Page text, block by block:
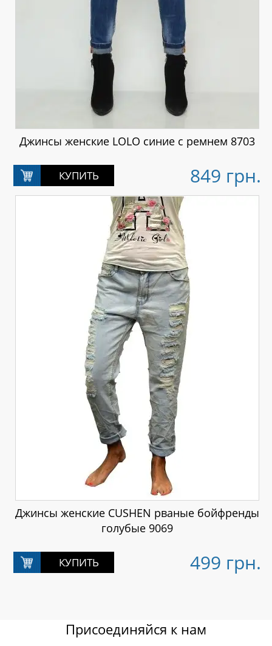
Джинсы женские LOLO синие с ремнем 8703
849 грн.
Джинсы женские CUSHEN рваные бойфренды
голубые 9069
499 грн.
Присоединяйся к нам